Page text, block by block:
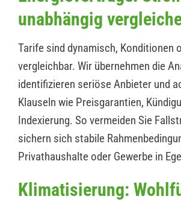
unabhängig
Tarife sind dynamisch, Konditionen
vergleichbar. Wir übernehmen die
identifizieren seriöse Anbieter und
Klauseln wie Preisgarantien,
Indexierung. So vermeiden Sie
sichern sich stabile
Privathaushalte oder Gewerbe in
Klimatisierung: